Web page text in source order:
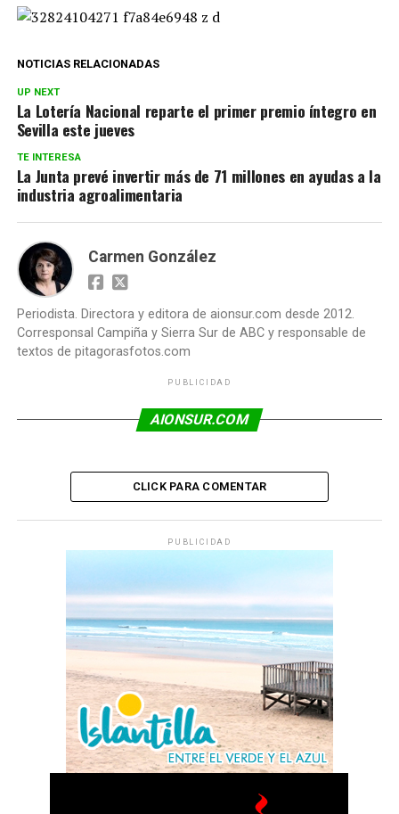
NOTICIAS RELACIONADAS
UP NEXT
La Lotería Nacional reparte el primer premio íntegro en
Sevilla este jueves
TE INTERESA
La Junta prevé invertir más de 71 millones en ayudas a la
industria agroalimentaria
Carmen González
Periodista. Directora y editora de aionsur.com desde 2012.
Corresponsal Campiña y Sierra Sur de ABC y responsable de
textos de pitagorasfotos.com
PUBLICIDAD
AIONSUR.COM
CLICK PARA COMENTAR
PUBLICIDAD